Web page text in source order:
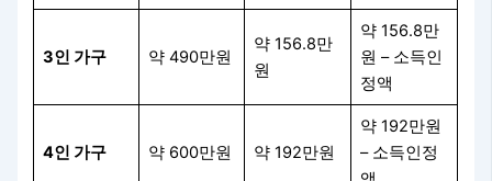
3인 가구 약 490만원
약 156.8만
원
약 156.8만
원 – 소득인
정액
4인 가구 약 600만원 약 192만원
약 192만원
– 소득인정